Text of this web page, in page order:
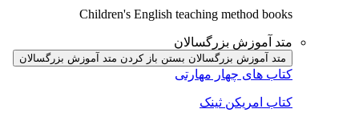
Children's English teaching method books
متد آموزش بزرگسالان
متد آموزش بزرگسالان بستن باز کردن متد آموزش بزرگسالان
کتاب های چهار مهارتی
کتاب امریکن ثینک